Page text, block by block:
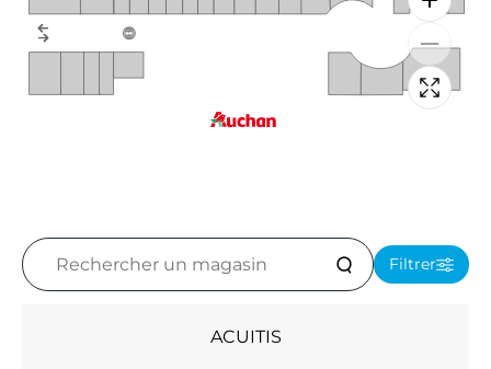
Rechercher
un
Filtrer
ACUITIS
Accessoires - Bijoux (5)